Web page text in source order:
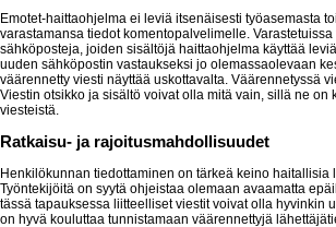
Emotet-haittaohjelma ei leviä itsenäisesti työasemasta
varastamansa tiedot komentopalvelimelle.
sähköposteja, joiden sisältöjä haittaohjelma käyttää
uuden sähköpostin vastaukseksi jo olemassaolevaan
väärennetty viesti näyttää uskottavalta. Väärennetyssä
Viestin otsikko ja sisältö voivat olla mitä vain, sillä ne on
viesteistä.
Ratkaisu- ja rajoitusmahdollisuudet
Henkilökunnan tiedottaminen on tärkeä keino haitallisia
Työntekijöitä on syytä ohjeistaa olemaan avaamatta
tässä tapauksessa liitteelliset viestit voivat olla hyvinkin
on hyvä kouluttaa tunnistamaan väärennettyjä